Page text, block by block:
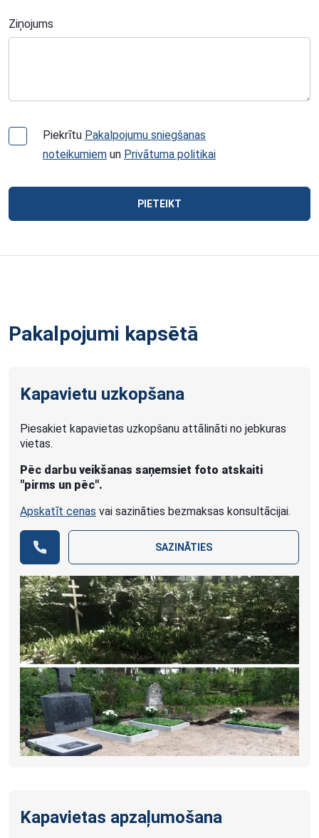
Ziņojums
Piekrītu Pakalpojumu sniegšanas
noteikumiem un Privātuma politikai
PIETEIKT
Pakalpojumi kapsētā
Kapavietu uzkopšana
Piesakiet kapavietas uzkopšanu attālināti no jebkuras
vietas.
Pēc darbu veikšanas saņemsiet foto atskaiti
"pirms un pēc".
Apskatīt cenas vai sazināties bezmaksas konsultācijai.
SAZINĀTIES
Kapavietas apzaļumošana